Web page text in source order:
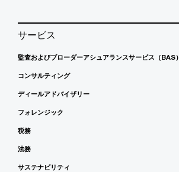
サービス
監査およびブローダーアシュアランスサービス（BAS）
コンサルティング
ディールアドバイザリー
フォレンジック
税務
法務
サステナビリティ